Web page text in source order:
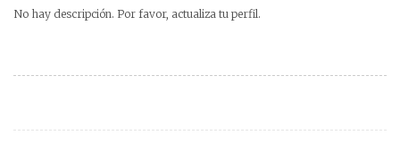
No hay descripción. Por favor, actualiza tu perfil.